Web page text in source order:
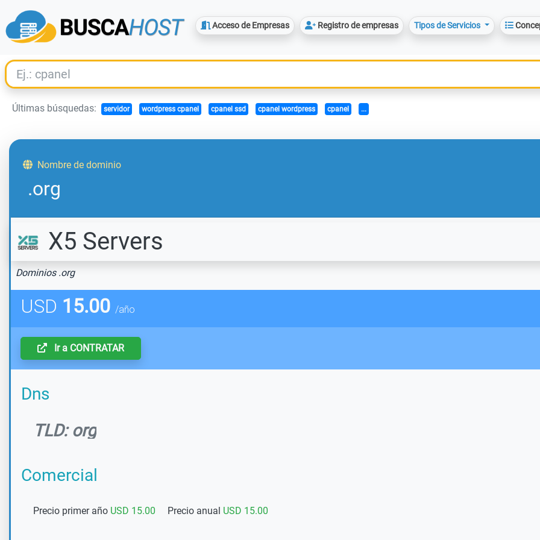
Acceso de Empresas Registro de empresas Tipos de Servicios
Últimas búsquedas: servidor wordpress cpanel cpanel ssd cpanel wordpress cpanel ...
Nombre de dominio
.org
X5 Servers
Dominios .org
USD 15.00 /año
Ir a CONTRATAR
Dns
TLD: org
Comercial
Precio primer año USD 15.00 Precio anual USD 15.00